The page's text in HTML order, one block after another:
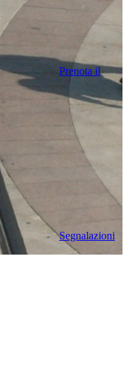
Prenota il
Segnalazioni